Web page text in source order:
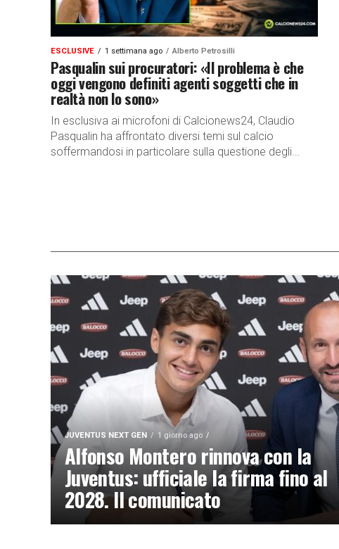
ESCLUSIVE 1 settimana ago Alberto Petrosilli
Pasqualin sui procuratori: «Il problema è che
oggi vengono definiti agenti soggetti che in
realtà non lo sono»
In esclusiva ai microfoni di Calcionews24, Claudio
Pasqualin ha affrontato diversi temi sul calcio
soffermandosi in particolare sulla questione degli...
JUVENTUS NEXT GEN 1 giorno ago
Alfonso Montero rinnova con la
Juventus: ufficiale la firma fino al
2028. Il comunicato